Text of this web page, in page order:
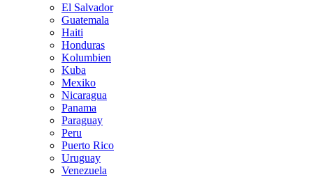
El Salvador
Guatemala
Haiti
Honduras
Kolumbien
Kuba
Mexiko
Nicaragua
Panama
Paraguay
Peru
Puerto Rico
Uruguay
Venezuela